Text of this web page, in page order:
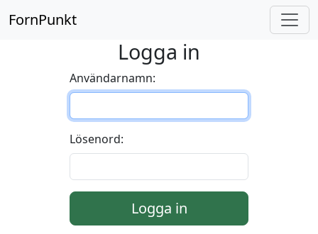
FornPunkt
Logga in
Användarnamn:
Lösenord:
Logga in